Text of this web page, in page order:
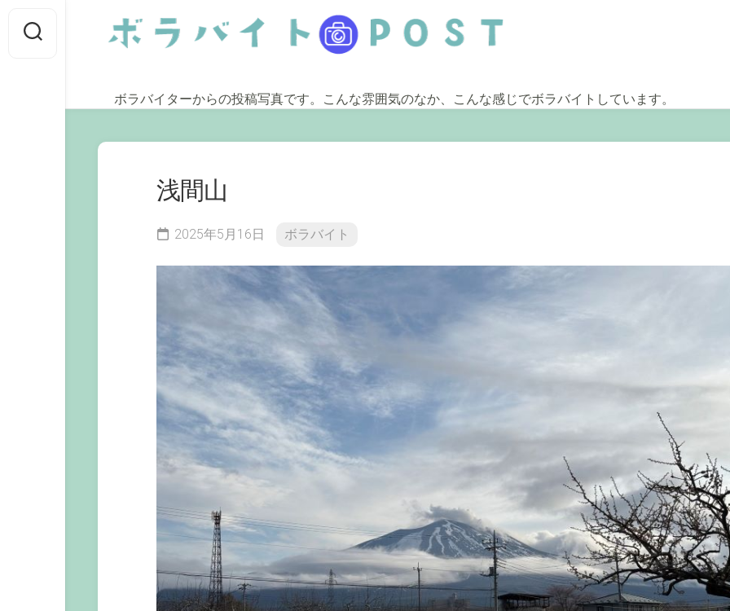
content
ボラバイターからの投稿写真です。こんな雰囲気のなか、こんな感じでボラバイトしています。
浅間山
2025年5月16日 ボラバイト